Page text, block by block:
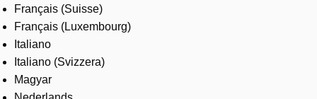
Français (Suisse)
Français (Luxembourg)
Italiano
Italiano (Svizzera)
Magyar